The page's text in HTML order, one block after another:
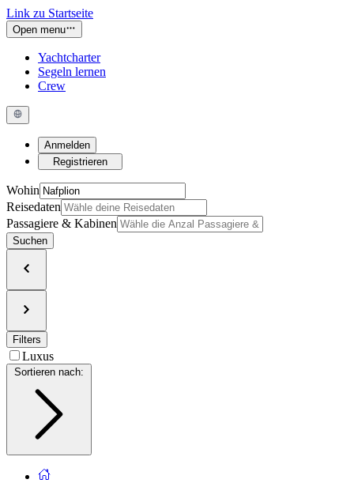
Link zu Startseite
Open menu
Yachtcharter
Segeln lernen
Crew
Anmelden
Registrieren
Wohin
Reisedaten
Passagiere & Kabinen
Suchen
Filters
Luxus
Sortieren nach